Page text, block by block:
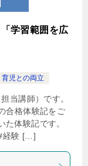
学習範囲を広
育児との両立
当講師）です。
合格体験記をご
体験記です。
経験 […]